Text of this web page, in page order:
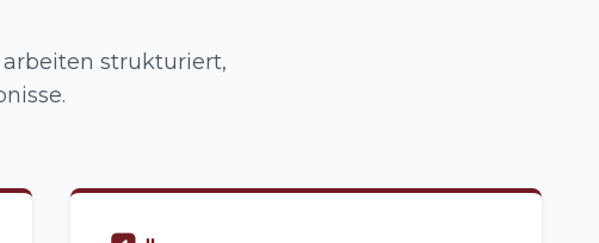
strukturiert,